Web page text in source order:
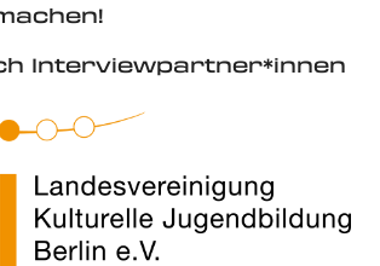
Interviewpartner*innen